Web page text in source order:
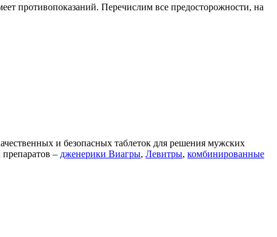
противопоказаний. Перечислим все предосторожности, на
и безопасных таблеток для решения мужских
– дженерики Виагры, Левитры, комбинированные